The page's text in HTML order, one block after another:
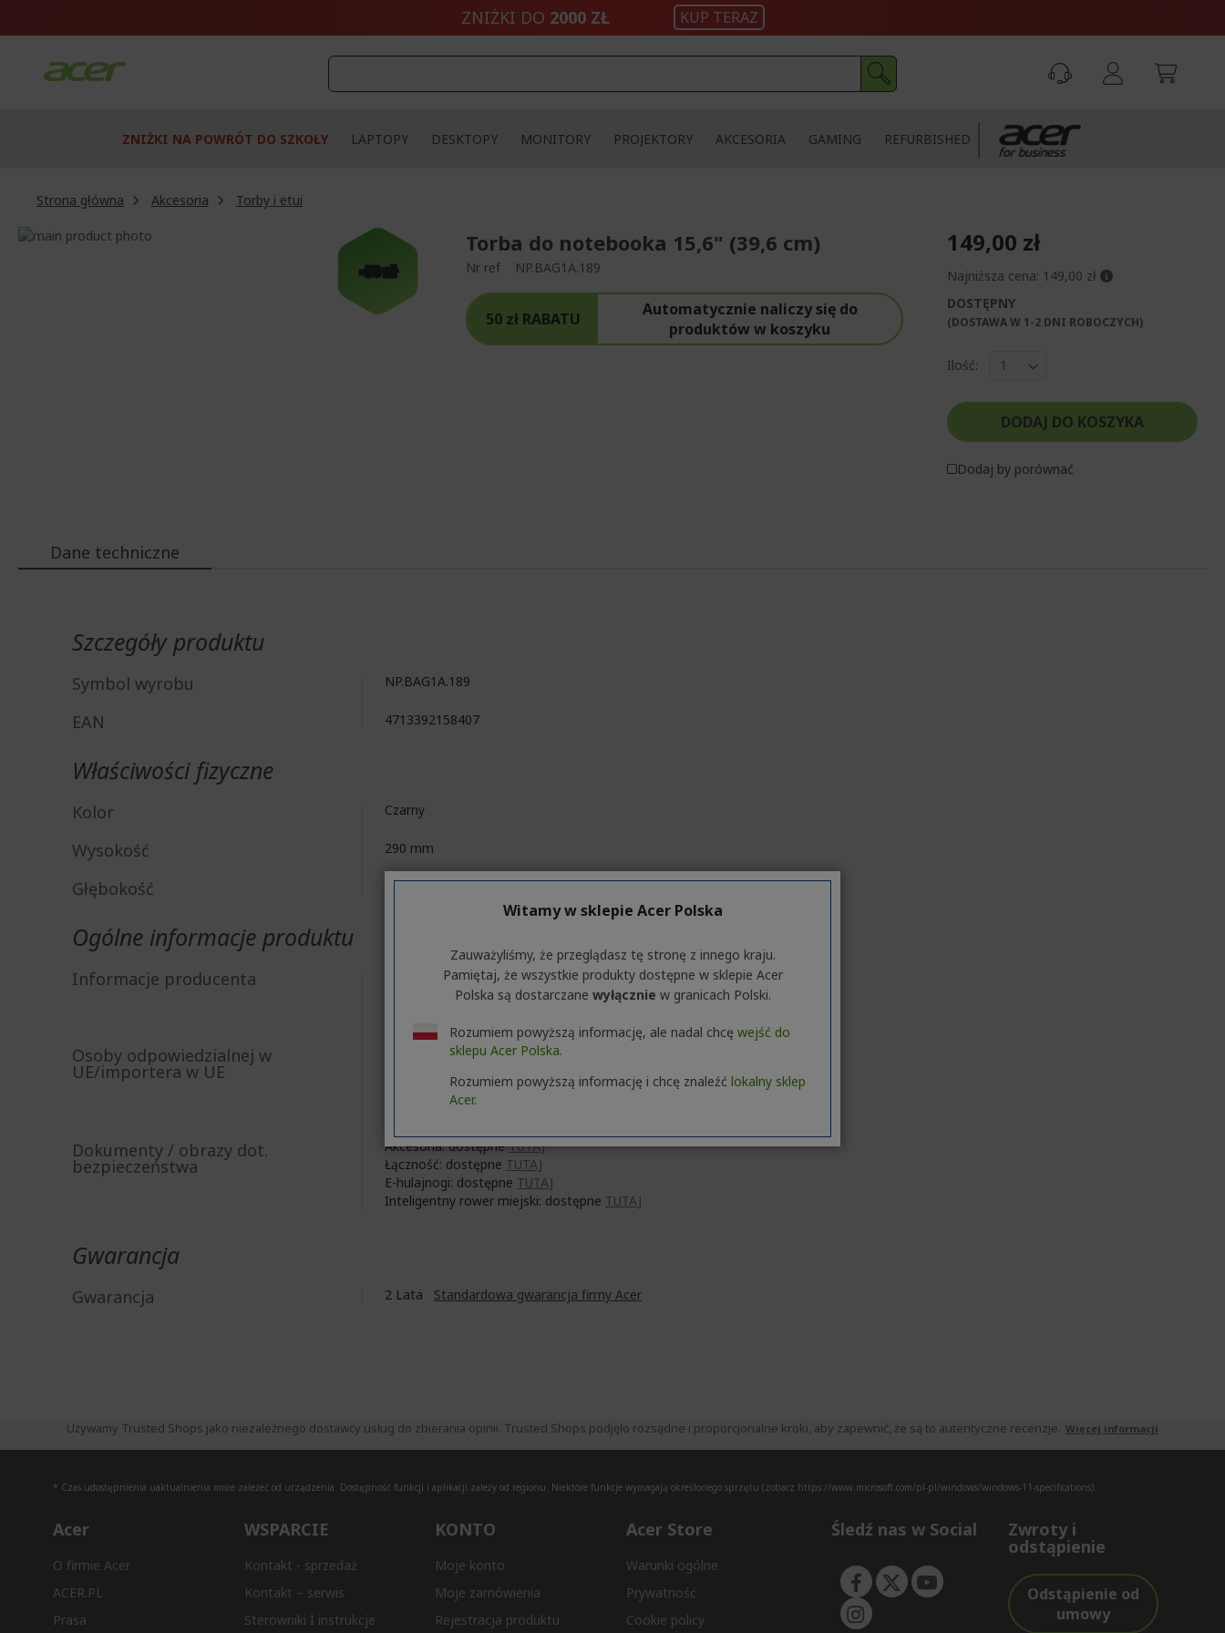
ZNIŻKI DO 2000 ZŁ KUP TERAZ
ZNIŻKI NA POWRÓT DO SZKOŁY LAPTOPY DESKTOPY MONITORY PROJEKTORY AKCESORIA GAMING REFURBISHED
Strona główna Akcesoria
Torby i etui
Przejdź
-50 zł
Torba do notebooka 15,6" (39,6 cm)
Nr ref NP.BAG1A.189
50 zł RABATU
Automatycznie naliczy się do
produktów w koszyku
149,00 zł
Najniższa cena: 149,00 zł
DOSTĘPNY
(DOSTAWA W 1-2 DNI ROBOCZYCH)​
Ilość:
DODAJ DO KOSZYKA
Dodaj by porównać
Dane techniczne
Szczegóły produktu
Symbol wyrobu NP.BAG1A.189
EAN 4713392158407
Właściwości fizyczne
Kolor Czarny
Wysokość 290 mm
Głębokość 65 mm
Ogólne informacje produktu
Informacje producenta
8F, No. 88, Section 1, Xin Tai 5th Road, Xizhi
Osoby odpowiedzialnej w
UE/importera w UE
Acer Italy S.r.l.
https://www.acer.com/it-it
acer-italy-srl@legalmail.it
Dokumenty / obrazy dot.
bezpieczeństwa
Akcesoria: dostępneTUTAJ
Łączność: dostępne TUTAJ
E-hulajnogi: dostępne TUTAJ
Inteligentny rower miejski: dostępne TUTAJ
Gwarancja
Gwarancja 2 Lata Standardowa gwarancja firmy Acer
Używamy Trusted Shops jako niezależnego dostawcy usług do zbierania opinii. Trusted Shops podjęło rozsądne i proporcjonalne kroki, aby zapewnić, że są to autentyczne recenzje. Więcej informacji
* Czas udostępnienia uaktualnienia może zależeć od urządzenia. Dostępność funkcji i aplikacji zależy od regionu. Niektóre funkcje wymagają określonego sprzętu (zobacz https://www.microsoft.com/pl-pl/windows/windows-11-specifications).
Acer
O firmie Acer
ACER.PL
Prasa
WSPARCIE
Kontakt - sprzedaż
Kontakt – serwis
Sterowniki I instrukcje
KONTO
Moje konto
Moje zamówienia
Rejestracja produktu
Acer Store
Warunki ogólne
Prywatność
Cookie policy
Śledź nas w Social Zwroty i
odstąpienie
Odstąpienie od
umowy
Witamy w sklepie Acer Polska
Zauważyliśmy, że przeglądasz tę stronę z innego kraju.
Pamiętaj, że wszystkie produkty dostępne w sklepie Acer
Polska są dostarczane wyłącznie w granicach Polski.
Rozumiem powyższą informację, ale nadal chcę wejść do
sklepu Acer Polska.
Rozumiem powyższą informację i chcę znaleźć lokalny sklep
Acer.